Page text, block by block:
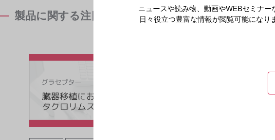
製品に関する注目コンテンツ
ニュースや読み物、動画やWEBセミナー
日々役立つ豊富な情報が閲覧可能になり